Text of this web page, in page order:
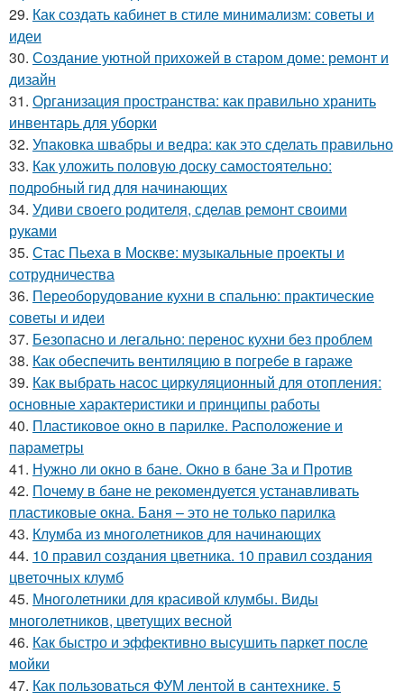
29. Как создать кабинет в стиле минимализм: советы и
идеи
30. Создание уютной прихожей в старом доме: ремонт и
дизайн
31. Организация пространства: как правильно хранить
инвентарь для уборки
32. Упаковка швабры и ведра: как это сделать правильно
33. Как уложить половую доску самостоятельно:
подробный гид для начинающих
34. Удиви своего родителя, сделав ремонт своими
руками
35. Стас Пьеха в Москве: музыкальные проекты и
сотрудничества
36. Переоборудование кухни в спальню: практические
советы и идеи
37. Безопасно и легально: перенос кухни без проблем
38. Как обеспечить вентиляцию в погребе в гараже
39. Как выбрать насос циркуляционный для отопления:
основные характеристики и принципы работы
40. Пластиковое окно в парилке. Расположение и
параметры
41. Нужно ли окно в бане. Окно в бане За и Против
42. Почему в бане не рекомендуется устанавливать
пластиковые окна. Баня – это не только парилка
43. Клумба из многолетников для начинающих
44. 10 правил создания цветника. 10 правил создания
цветочных клумб
45. Многолетники для красивой клумбы. Виды
многолетников, цветущих весной
46. Как быстро и эффективно высушить паркет после
мойки
47. Как пользоваться ФУМ лентой в сантехнике. 5